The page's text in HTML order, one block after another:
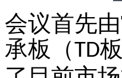
会议首先由
承板（TD